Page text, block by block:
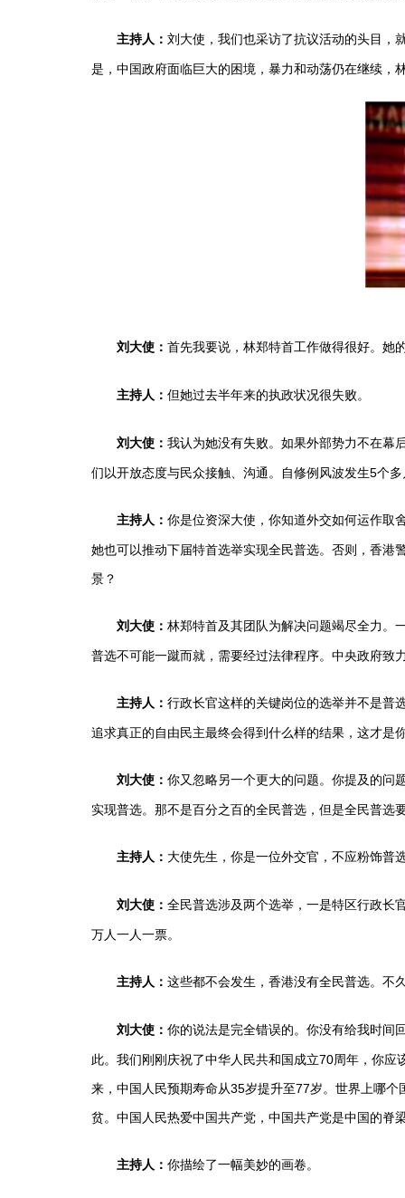
主持人： 刘大使，我们也采访了抗议活动的头目，
是，中国政府面临巨大的困境，暴力和动荡仍在继续，
刘大使： 首先我要说，林郑特首工作做得很好。她
主持人： 但她过去半年来的执政状况很失败。
刘大使： 我认为她没有失败。如果外部势力不在幕
们以开放态度与民众接触、沟通。自修例风波发生5个
主持人： 你是位资深大使，你知道外交如何运作取
她也可以推动下届特首选举实现全民普选。否则，香港
景？
刘大使： 林郑特首及其团队为解决问题竭尽全力。
普选不可能一蹴而就，需要经过法律程序。中央政府
主持人： 行政长官这样的关键岗位的选举并不是普
追求真正的自由民主最终会得到什么样的结果，这才是
刘大使： 你又忽略另一个更大的问题。你提及的问
实现普选。那不是百分之百的全民普选，但是全民普选
主持人： 大使先生，你是一位外交官，不应粉饰普
刘大使： 全民普选涉及两个选举，一是特区行政长
万人一人一票。
主持人： 这些都不会发生，香港没有全民普选。不
刘大使： 你的说法是完全错误的。你没有给我时间
此。我们刚刚庆祝了中华人民共和国成立70周年，你
来，中国人民预期寿命从35岁提升至77岁。世界上哪
贫。中国人民热爱中国共产党，中国共产党是中国的脊
主持人： 你描绘了一幅美妙的画卷。